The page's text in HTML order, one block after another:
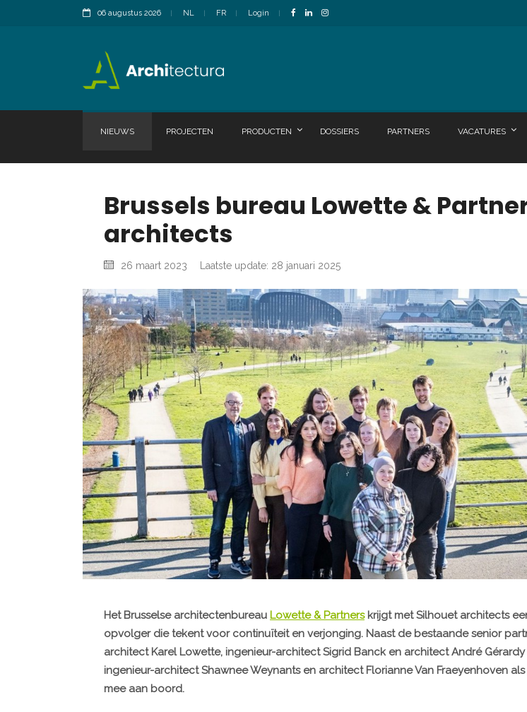
06 augustus 2026 NL FR Login
NIEUWS PROJECTEN PRODUCTEN DOSSIERS PARTNERS VACATURES
Brussels bureau Lowette &
architects
26 maart 2023 Laatste update: 28 januari 2025
Het Brusselse architectenbureau Lowette & Partnerskrijgt met Silhouet architects
opvolger die tekent voor continuïteit en verjonging. Naast de bestaande senior
architect Karel Lowette, ingenieur-architect Sigrid Banck en architect André
ingenieur-architect Shawnee Weynants en architect Florianne Van Fraeyenhoven
mee aan boord.